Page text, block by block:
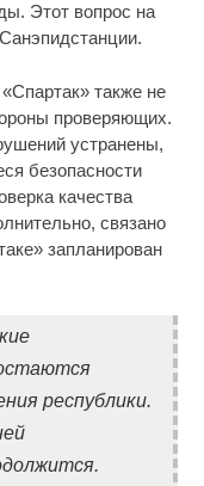
Этот вопрос на
также не
проверяющих.
устранены,
безопасности
качества
связано
запланирован
республики.